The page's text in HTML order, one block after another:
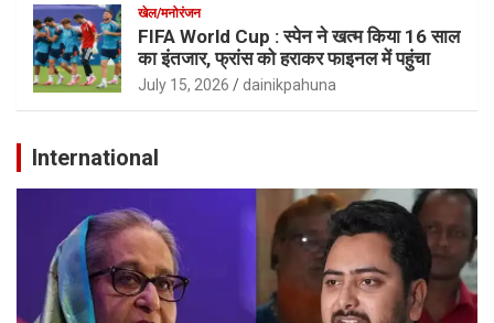
खेल/मनोरंजन
FIFA World Cup : स्पेन ने खत्म किया 16 साल
का इंतजार, फ्रांस को हराकर फाइनल में पहुंचा
July 15, 2026 dainikpahuna
International